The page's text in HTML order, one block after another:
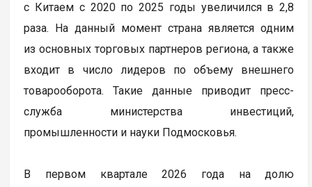
с Китаем с 2020 по 2025 годы увеличился в 2,8
раза. На данный момент страна является одним
из основных торговых партнеров региона, а также
входит в число лидеров по объему внешнего
товарооборота. Такие данные приводит пресс-
служба министерства инвестиций,
промышленности и науки Подмосковья.
В первом квартале 2026 года на долю